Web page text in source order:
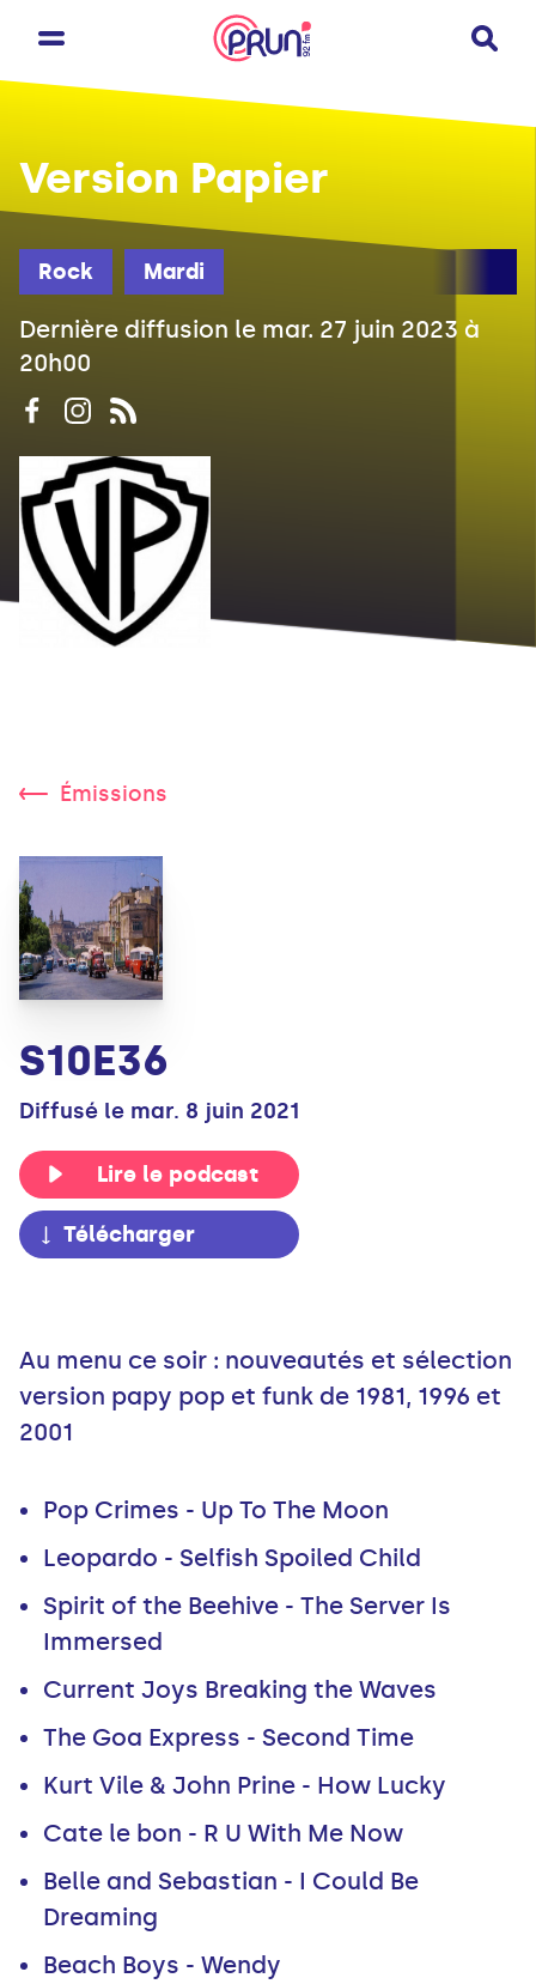
Rock Mardi
Version Papier
Dernière diffusion le mar. 27 juin 2023 à
20h00
Émissions
S10E36
Diffusé le mar. 8 juin 2021
Lire le podcast
Télécharger
Au menu ce soir : nouveautés et sélection
version papy pop et funk de 1981, 1996 et
2001
Pop Crimes - Up To The Moon
Leopardo - Selfish Spoiled Child
Spirit of the Beehive - The Server Is
Immersed
Current Joys Breaking the Waves
The Goa Express - Second Time
Kurt Vile & John Prine - How Lucky
Cate le bon - R U With Me Now
Belle and Sebastian - I Could Be
Dreaming
Beach Boys - Wendy